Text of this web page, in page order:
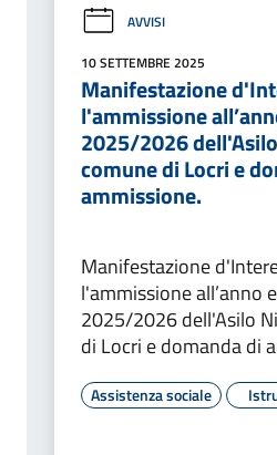
AVVISI
10 SETTEMBRE 2025
Manifestazione
l'ammissione
2025/2026
comune di Locri e
ammissione.
Manifestazione
l'ammissione all’anno
2025/2026 dell'Asilo
di Locri e domanda di
Assistenza sociale